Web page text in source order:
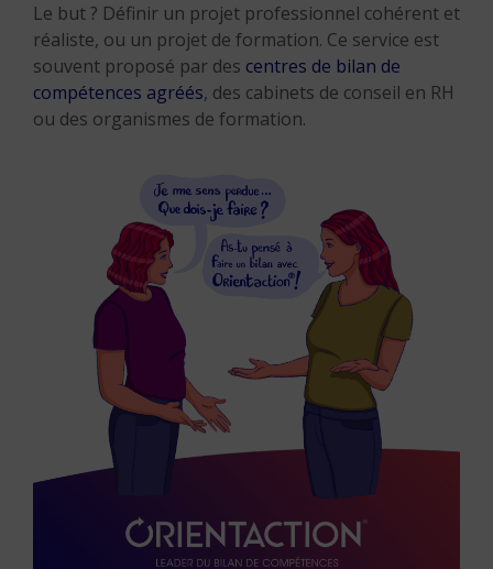
Le but ? Définir un projet professionnel cohérent et
réaliste, ou un projet de formation. Ce service est
souvent proposé par des centres de bilan de
compétences agréés, des cabinets de conseil en RH
ou des organismes de formation.